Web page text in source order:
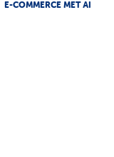
E-COMMERCE MET AI